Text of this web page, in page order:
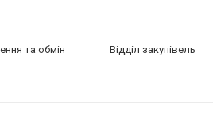
та обмін Відділ закупівель